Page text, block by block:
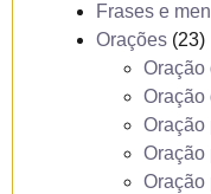
Frases e
Orações (23)
Oração
Oração
Oração
Oração
Oração